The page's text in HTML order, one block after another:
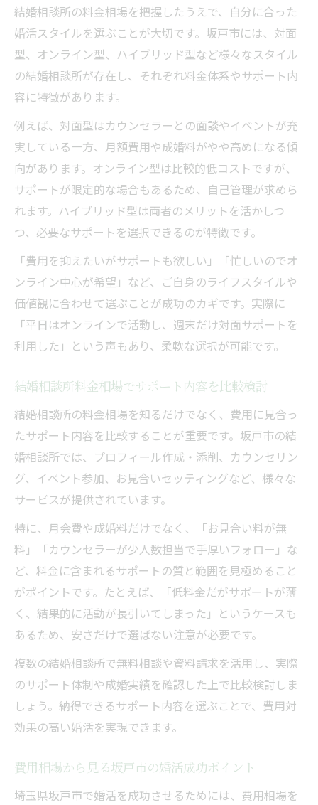
結婚相談所の料金相場を把握したうえで、自分に合った
婚活スタイルを選ぶことが大切です。坂戸市には、対面
型、オンライン型、ハイブリッド型など様々なスタイル
の結婚相談所が存在し、それぞれ料金体系やサポート内
容に特徴があります。
例えば、対面型はカウンセラーとの面談やイベントが充
実している一方、月額費用や成婚料がやや高めになる傾
向があります。オンライン型は比較的低コストですが、
サポートが限定的な場合もあるため、自己管理が求めら
れます。ハイブリッド型は両者のメリットを活かしつ
つ、必要なサポートを選択できるのが特徴です。
「費用を抑えたいがサポートも欲しい」「忙しいのでオ
ンライン中心が希望」など、ご自身のライフスタイルや
価値観に合わせて選ぶことが成功のカギです。実際に
「平日はオンラインで活動し、週末だけ対面サポートを
利用した」という声もあり、柔軟な選択が可能です。
結婚相談所料金相場でサポート内容を比較検討
結婚相談所の料金相場を知るだけでなく、費用に見合っ
たサポート内容を比較することが重要です。坂戸市の結
婚相談所では、プロフィール作成・添削、カウンセリン
グ、イベント参加、お見合いセッティングなど、様々な
サービスが提供されています。
特に、月会費や成婚料だけでなく、「お見合い料が無
料」「カウンセラーが少人数担当で手厚いフォロー」な
ど、料金に含まれるサポートの質と範囲を見極めること
がポイントです。たとえば、「低料金だがサポートが薄
く、結果的に活動が長引いてしまった」というケースも
あるため、安さだけで選ばない注意が必要です。
複数の結婚相談所で無料相談や資料請求を活用し、実際
のサポート体制や成婚実績を確認した上で比較検討しま
しょう。納得できるサポート内容を選ぶことで、費用対
効果の高い婚活を実現できます。
費用相場から見る坂戸市の婚活成功ポイント
埼玉県坂戸市で婚活を成功させるためには、費用相場を